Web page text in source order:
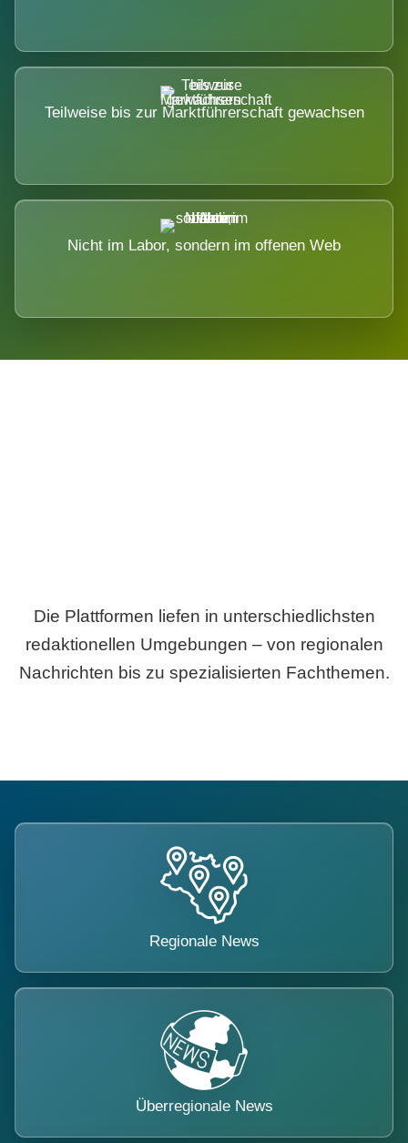
Teilweise bis zur Marktführerschaft gewachsen
Nicht im Labor, sondern im offenen Web
Die Plattformen liefen in unterschiedlichsten
redaktionellen Umgebungen – von regionalen
Nachrichten bis zu spezialisierten Fachthemen.
Regionale News
Überregionale News